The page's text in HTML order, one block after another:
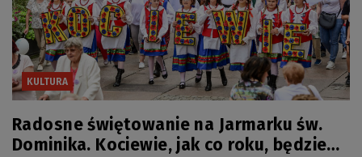
KULTURA
Radosne świętowanie na Jarmarku św.
Dominika. Kociewie, jak co roku, będzie